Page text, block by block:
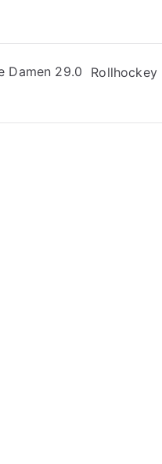
Damen 29.0
Rollhockey